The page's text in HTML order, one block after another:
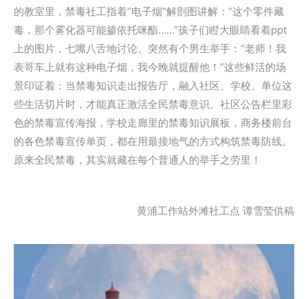
的教室里，禁毒社工指着“电子烟”解剖图讲解：“这个零件藏
毒，那个雾化器可能掺依托咪酯……”孩子们瞪大眼睛看着ppt
上的图片，七嘴八舌地讨论。突然有个男生举手：“老师！我
表哥车上就有这种电子烟，我今晚就提醒他！”这些鲜活的场
景印证着：当禁毒知识走出报告厅，融入社区、学校、单位这
些生活切片时，才能真正激活全民禁毒意识。社区公告栏里彩
色的禁毒宣传海报，学校走廊里的禁毒知识展板，商务楼前台
的各色禁毒宣传单页，都在用最接地气的方式构筑禁毒防线。
原来全民禁毒，其实就藏在每个普通人的举手之劳里！
黄浦工作站外滩社工点 谭雪莹供稿